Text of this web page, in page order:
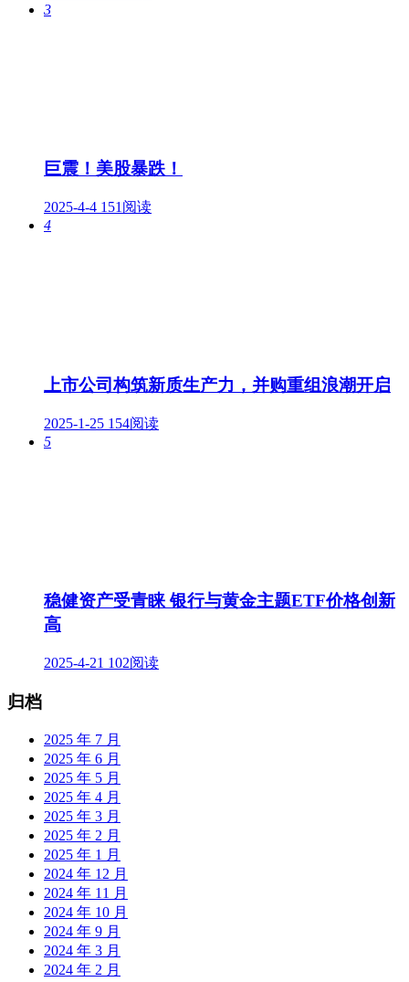
3
巨震！美股暴跌！
2025-4-4 151阅读
4
上市公司构筑新质生产力，并购重组浪潮开启
2025-1-25 154阅读
5
稳健资产受青睐 银行与黄金主题ETF价格创新
高
2025-4-21 102阅读
归档
2025 年 7 月
2025 年 6 月
2025 年 5 月
2025 年 4 月
2025 年 3 月
2025 年 2 月
2025 年 1 月
2024 年 12 月
2024 年 11 月
2024 年 10 月
2024 年 9 月
2024 年 3 月
2024 年 2 月